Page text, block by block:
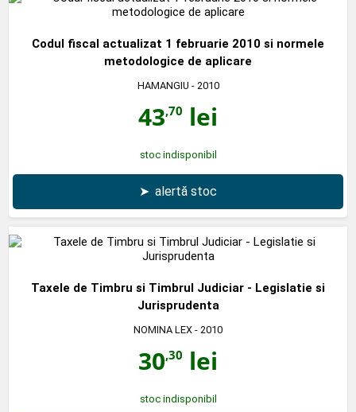
Codul fiscal actualizat 1 februarie 2010 si normele
metodologice de aplicare
HAMANGIU - 2010
43,70 lei
stoc indisponibil
➤ alertă stoc
Taxele de Timbru si Timbrul Judiciar - Legislatie si
Jurisprudenta
NOMINA LEX - 2010
30,30 lei
stoc indisponibil